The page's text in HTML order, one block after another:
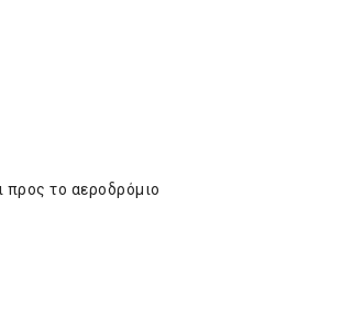
το αεροδρόμιο